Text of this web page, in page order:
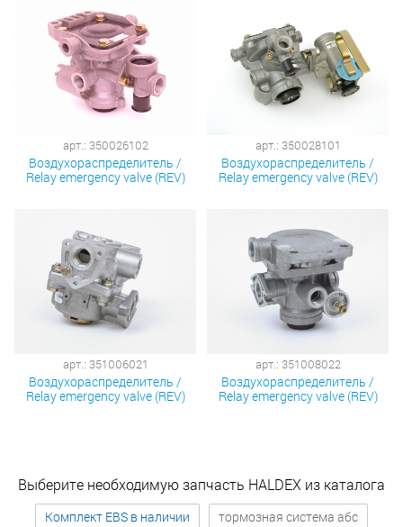
арт.: 350026102
Воздухораспределитель /
Relay emergency valve (REV)
арт.: 350028101
Воздухораспределитель /
Relay emergency valve (REV)
арт.: 351006021
Воздухораспределитель /
Relay emergency valve (REV)
арт.: 351008022
Воздухораспределитель /
Relay emergency valve (REV)
Выберите необходимую запчасть HALDEX из каталога
Комплект EBS в наличии
тормозная система абс